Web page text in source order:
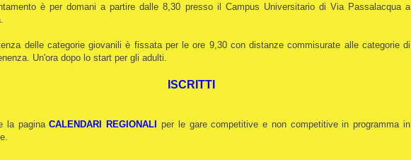
è per domani a partire dalle 8,30 presso il Campus Universitario di Via Passalacqua a
delle categorie giovanili è fissata per le ore 9,30 con distanze commisurate alle categorie di
Un'ora dopo lo start per gli adulti.
ISCRITTI
la paginaCALENDARI REGIONALI
per le gare competitive e non competitive in programma in